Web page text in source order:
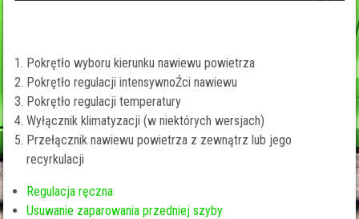
Pokrętło wyboru kierunku nawiewu powietrza
Pokrętło regulacji intensywnoŹci nawiewu
Pokrętło regulacji temperatury
Wyłącznik klimatyzacji (w niektórych wersjach)
Przełącznik nawiewu powietrza z zewnątrz lub jego
recyrkulacji
Regulacja ręczna
Usuwanie zaparowania przedniej szyby